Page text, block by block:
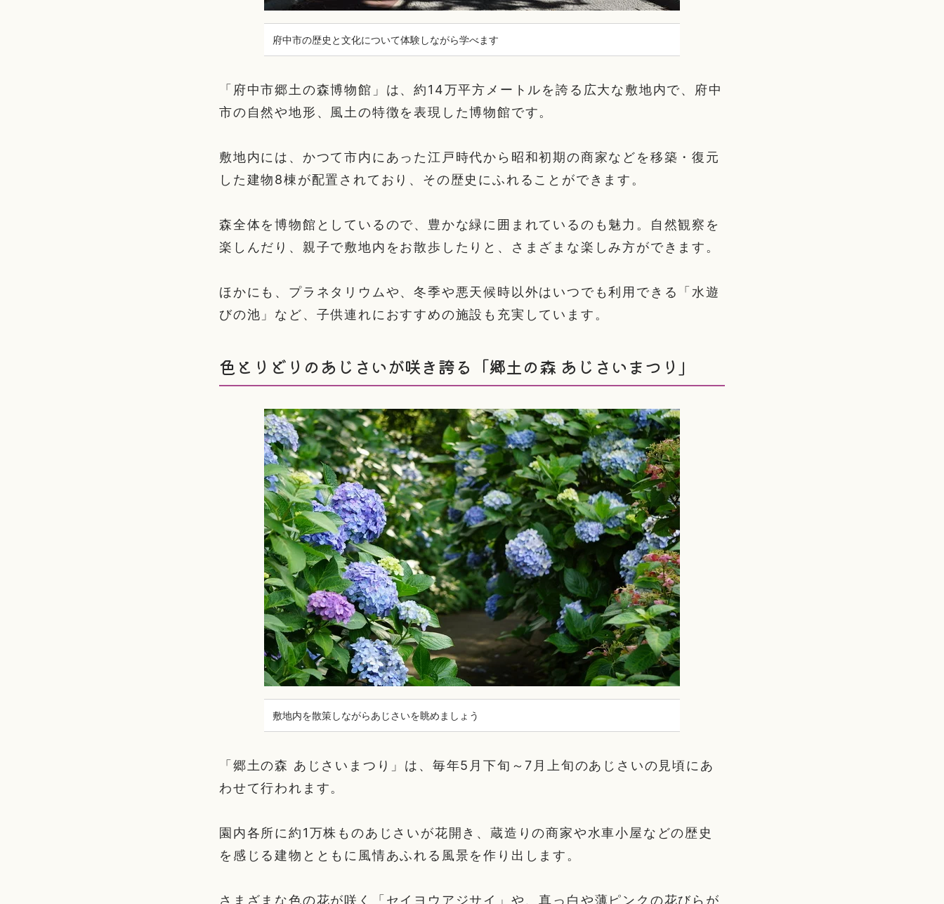
府中市の歴史と文化について体験しながら学べます
「府中市郷土の森博物館」は、約14万平方メートルを誇る広大な敷地内で、府中
市の自然や地形、風土の特徴を表現した博物館です。
敷地内には、かつて市内にあった江戸時代から昭和初期の商家などを移築・復元
した建物8棟が配置されており、その歴史にふれることができます。
森全体を博物館としているので、豊かな緑に囲まれているのも魅力。自然観察を
楽しんだり、親子で敷地内をお散歩したりと、さまざまな楽しみ方ができます。
ほかにも、プラネタリウムや、冬季や悪天候時以外はいつでも利用できる「水遊
びの池」など、子供連れにおすすめの施設も充実しています。
色とりどりのあじさいが咲き誇る「郷土の森 あじさいまつり」
敷地内を散策しながらあじさいを眺めましょう
「郷土の森 あじさいまつり」は、毎年5月下旬～7月上旬のあじさいの見頃にあ
わせて行われます。
園内各所に約1万株ものあじさいが花開き、蔵造りの商家や水車小屋などの歴史
を感じる建物とともに風情あふれる風景を作り出します。
さまざまな色の花が咲く「セイヨウアジサイ」や、真っ白や薄ピンクの花びらが